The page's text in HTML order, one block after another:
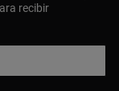
recibir